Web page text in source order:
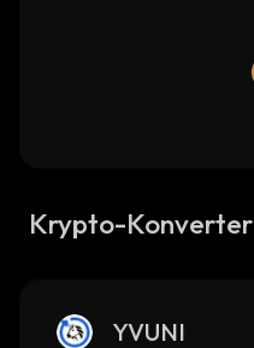
Krypto-Konverter
YVUNI